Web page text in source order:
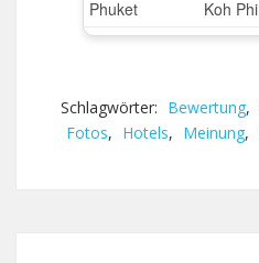
Schlagwörter: Bewertung,
Fotos, Hotels, Meinung,